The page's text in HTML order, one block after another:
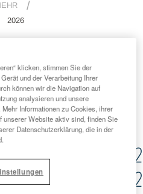
2026
News
Archiv
klicken, stimmen Sie der
und der Verarbeitung Ihrer
können wir die Navigation auf
analysieren und unsere
Informationen zu Cookies, ihrer
unserer Website aktiv sind, finden Sie
Datenschutzerklärung, die in der